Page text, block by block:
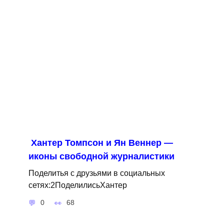
Хантер Томпсон и Ян Веннер —
иконы свободной журналистики
Поделитья с друзьями в социальных
сетях:2ПоделилисьХантер
0 68